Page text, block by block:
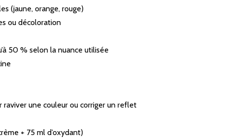
(jaune, orange, rouge)
ou décoloration
50 % selon la nuance utilisée
une couleur ou corriger un reflet
+ 75 ml d’oxydant)